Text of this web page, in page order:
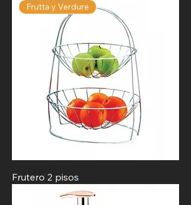
Frutta y Verdure
Frutero 2 pisos